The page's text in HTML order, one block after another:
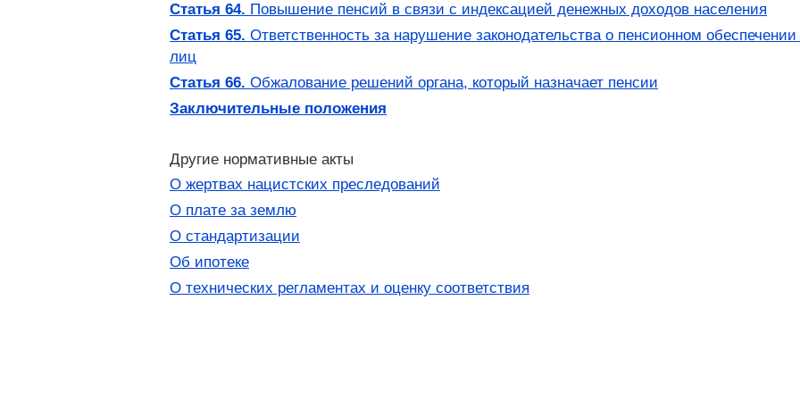
Статья 64. Повышение пенсий в связи с индексацией денежных доходов населения
Статья 65. Ответственность за нарушение законодательства о пенсионном
лиц
Статья 66. Обжалование решений органа, который назначает пенсии
Заключительные положения
Другие нормативные акты
О жертвах нацистских преследований
О плате за землю
О стандартизации
Об ипотеке
О технических регламентах и оценку соответствия